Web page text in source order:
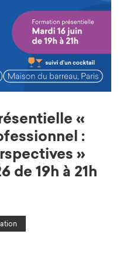
«
:
»
de 19h à 21h